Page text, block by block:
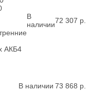
АКБ4
В
наличии72 307 р.
В наличии 73 868 р.